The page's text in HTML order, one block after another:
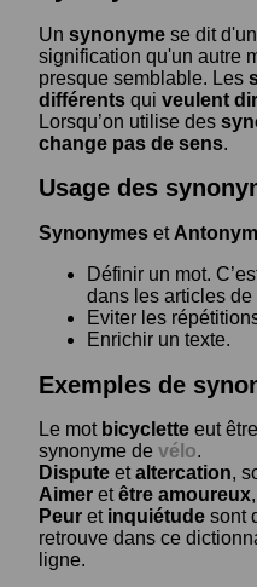
Un synonyme se dit
signification qu'un autre
presque semblable. Les
différents qui veulent
Lorsqu’on utilise des
change pas de sens.
Usage des
Synonymes et
Définir un mot.
dans les articles de
Eviter les
Enrichir un texte.
Exemples de
Le mot bicyclette eut
synonyme de vélo.
Dispute etaltercation,
Aimer etêtre amoureux
Peur et inquiétude sont
retrouve dans ce
ligne.